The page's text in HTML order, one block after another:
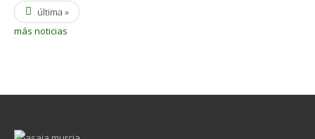
última »
más noticias